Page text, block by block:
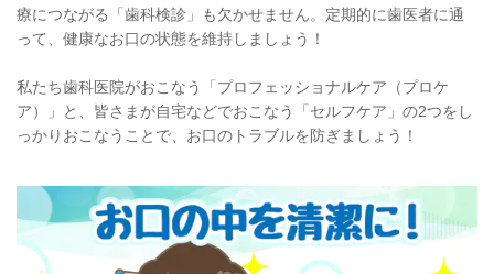
療につながる「歯科検診」も欠かせません。定期的に歯医者に通
って、健康なお口の状態を維持しましょう！
私たち歯科医院がおこなう「プロフェッショナルケア（プロケ
ア）」と、皆さまが自宅などでおこなう「セルフケア」の2つをし
っかりおこなうことで、お口のトラブルを防ぎましょう！